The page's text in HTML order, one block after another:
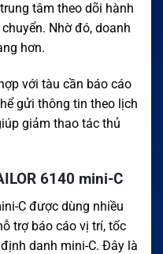
tâm theo dõi hành
Nhờ đó, doanh
hơn.
với tàu cần báo cáo
gửi thông tin theo lịch
giảm thao tác thủ
6140 mini-C
C được dùng nhiều
trợ báo cáo vị trí, tốc
danh mini-C. Đây là